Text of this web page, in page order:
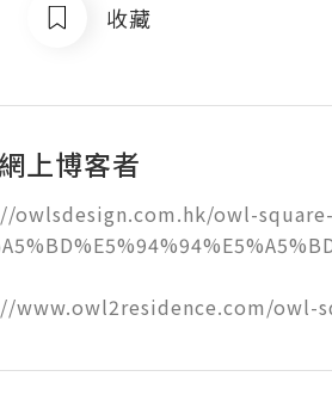
收藏
上博客者
owlsdesign.com.hk/owl-square-
www.owl2residence.com/owl-